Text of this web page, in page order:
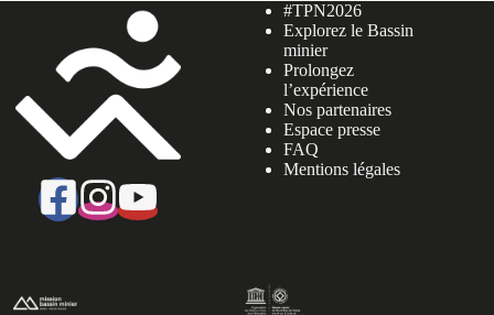
#TPN2026
Explorez le Bassin
minier
Prolongez
l’expérience
Nos partenaires
Espace presse
FAQ
Mentions légales